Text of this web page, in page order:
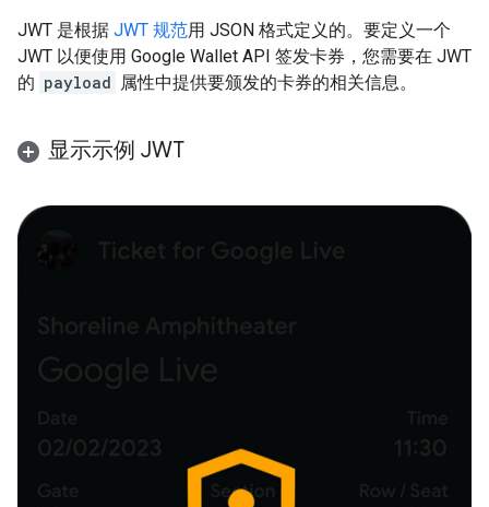
JWT 是根据 JWT 规范用 JSON 格式定义的。要定义一个
JWT 以便使用 Google Wallet API 签发卡券，您需要在 JWT
的 payload 属性中提供要颁发的卡券的相关信息。
显示示例 JWT